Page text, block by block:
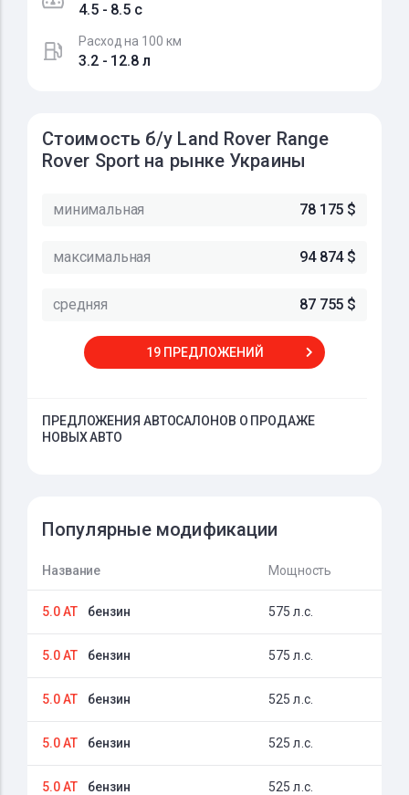
4.5 - 8.5 c
Расход на 100 км
3.2 - 12.8 л
Стоимость б/у Land Rover Range
Rover Sport на рынке Украины
минимальная 78 175 $
максимальная 94 874 $
средняя 87 755 $
19 ПРЕДЛОЖЕНИЙ
ПРЕДЛОЖЕНИЯ АВТОСАЛОНОВ О ПРОДАЖЕ
НОВЫХ АВТО
Популярные модификации
Название Мощность
5.0 AT бензин 575 л.с.
5.0 AT бензин 575 л.с.
5.0 AT бензин 525 л.с.
5.0 AT бензин 525 л.с.
5.0 AT бензин 525 л.с.